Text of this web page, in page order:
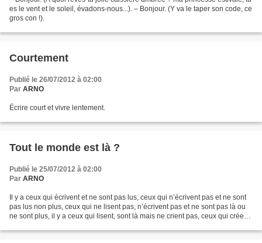
es le vent et le soleil, évadons-nous...). – Bonjour. (Y va le taper son code, ce
gros con !).
Courtement
Publié le 26/07/2012 à 02:00
Par ARNO
Écrire court et vivre lentement.
Tout le monde est là ?
Publié le 25/07/2012 à 02:00
Par ARNO
Il y a ceux qui écrivent et ne sont pas lus, ceux qui n’écrivent pas et ne sont
pas lus non plus, ceux qui ne lisent pas, n’écrivent pas et ne sont pas là ou
ne sont plus, il y a ceux qui lisent, sont là mais ne crient pas, ceux qui créent,